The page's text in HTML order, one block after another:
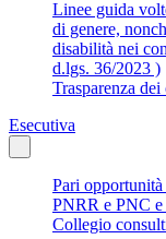
Linee guida
di genere,
disabilità nei
d.lgs. 36/2023 )
Trasparenza
Esecutiva
Pari
PNRR e PNC
Collegio